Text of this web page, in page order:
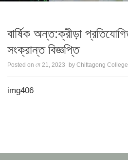
বার্ষিক অন্ত:ক্রীড়া
সংক্রান্ত বিজ্ঞপ্তি
Posted on মে 21, 2023 by Chittagong College
img406